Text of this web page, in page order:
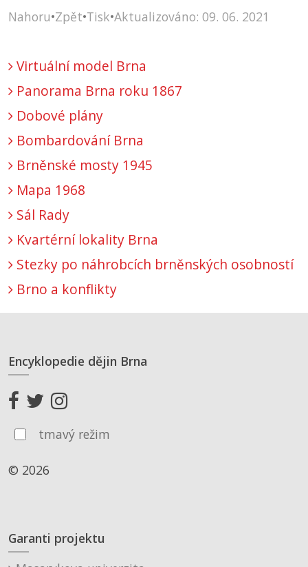
Nahoru•Zpět•Tisk•Aktualizováno: 09. 06. 2021
Virtuální model Brna
Panorama Brna roku 1867
Dobové plány
Bombardování Brna
Brněnské mosty 1945
Mapa 1968
Sál Rady
Kvartérní lokality Brna
Stezky po náhrobcích brněnských osobností
Brno a konflikty
Encyklopedie dějin Brna
tmavý režim
© 2026
Garanti projektu